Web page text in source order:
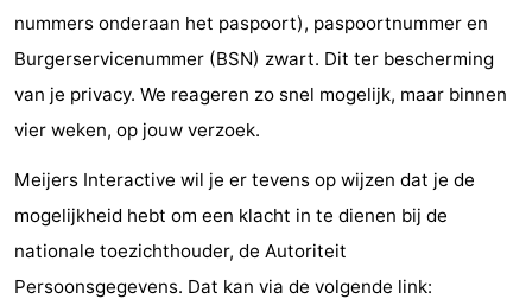
nummers onderaan het paspoort), paspoortnummer en
Burgerservicenummer (BSN) zwart. Dit ter bescherming
van je privacy. We reageren zo snel mogelijk, maar binnen
vier weken, op jouw verzoek.
Meijers Interactive wil je er tevens op wijzen dat je de
mogelijkheid hebt om een klacht in te dienen bij de
nationale toezichthouder, de Autoriteit
Persoonsgegevens. Dat kan via de volgende link: